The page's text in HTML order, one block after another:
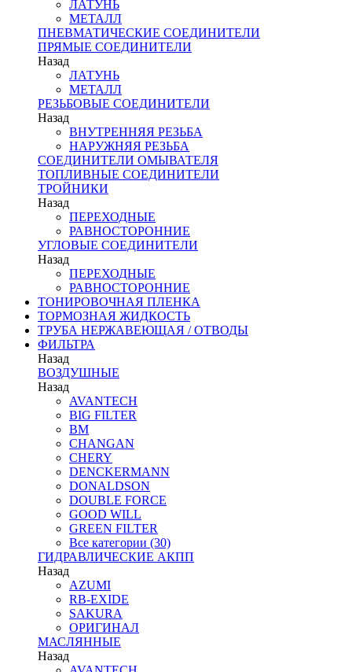
ЛАТУНЬ
МЕТАЛЛ
ПНЕВМАТИЧЕСКИЕ СОЕДИНИТЕЛИ
ПРЯМЫЕ СОЕДИНИТЕЛИ
Назад
ЛАТУНЬ
МЕТАЛЛ
РЕЗЬБОВЫЕ СОЕДИНИТЕЛИ
Назад
ВНУТРЕННЯЯ РЕЗЬБА
НАРУЖНЯЯ РЕЗЬБА
СОЕДИНИТЕЛИ ОМЫВАТЕЛЯ
ТОПЛИВНЫЕ СОЕДИНИТЕЛИ
ТРОЙНИКИ
Назад
ПЕРЕХОДНЫЕ
РАВНОСТОРОННИЕ
УГЛОВЫЕ СОЕДИНИТЕЛИ
Назад
ПЕРЕХОДНЫЕ
РАВНОСТОРОННИЕ
ТОНИРОВОЧНАЯ ПЛЕНКА
ТОРМОЗНАЯ ЖИДКОСТЬ
ТРУБА НЕРЖАВЕЮЩАЯ / ОТВОДЫ
ФИЛЬТРА
Назад
ВОЗДУШНЫЕ
Назад
AVANTECH
BIG FILTER
BM
CHANGAN
CHERY
DENCKERMANN
DONALDSON
DOUBLE FORCE
GOOD WILL
GREEN FILTER
Все категории (30)
ГИДРАВЛИЧЕСКИЕ АКПП
Назад
AZUMI
RB-EXIDE
SAKURA
ОРИГИНАЛ
МАСЛЯННЫЕ
Назад